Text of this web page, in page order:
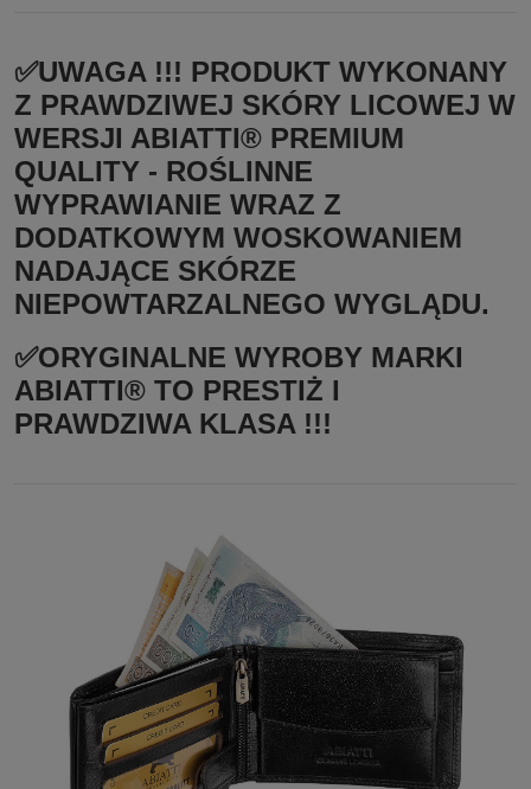
✅UWAGA !!! PRODUKT WYKONANY
Z PRAWDZIWEJ SKÓRY LICOWEJ W
WERSJI ABIATTI® PREMIUM
QUALITY - ROŚLINNE
WYPRAWIANIE WRAZ Z
DODATKOWYM WOSKOWANIEM
NADAJĄCE SKÓRZE
NIEPOWTARZALNEGO WYGLĄDU.
✅ORYGINALNE WYROBY MARKI
ABIATTI® TO PRESTIŻ I
PRAWDZIWA KLASA !!!